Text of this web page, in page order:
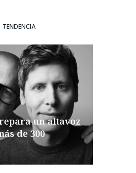
TENDENCIA
un altavoz
de 300